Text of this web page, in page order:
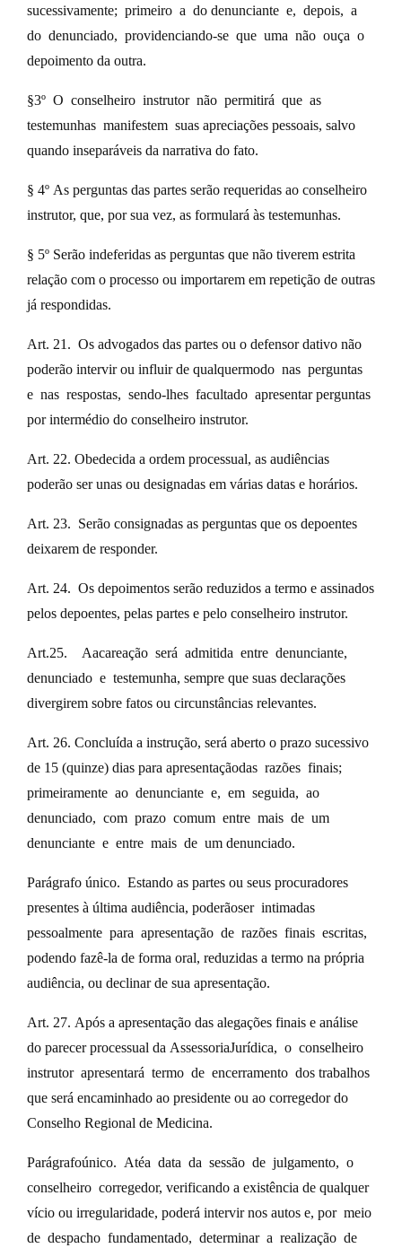
sucessivamente; primeiro a do denunciante e, depois, a
do denunciado, providenciando-se que uma não ouça o
depoimento da outra.
§3º O conselheiro instrutor não permitirá que as
testemunhas manifestem suas apreciações pessoais, salvo
quando inseparáveis da narrativa do fato.
§ 4º As perguntas das partes serão requeridas ao conselheiro
instrutor, que, por sua vez, as formulará às testemunhas.
§ 5º Serão indeferidas as perguntas que não tiverem estrita
relação com o processo ou importarem em repetição de outras
já respondidas.
Art. 21. Os advogados das partes ou o defensor dativo não
poderão intervir ou influir de qualquermodo nas perguntas
e nas respostas, sendo-lhes facultado apresentar perguntas
por intermédio do conselheiro instrutor.
Art. 22. Obedecida a ordem processual, as audiências
poderão ser unas ou designadas em várias datas e horários.
Art. 23. Serão consignadas as perguntas que os depoentes
deixarem de responder.
Art. 24. Os depoimentos serão reduzidos a termo e assinados
pelos depoentes, pelas partes e pelo conselheiro instrutor.
Art.25. Aacareação será admitida entre denunciante,
denunciado e testemunha, sempre que suas declarações
divergirem sobre fatos ou circunstâncias relevantes.
Art. 26. Concluída a instrução, será aberto o prazo sucessivo
de 15 (quinze) dias para apresentaçãodas razões finais;
primeiramente ao denunciante e, em seguida, ao
denunciado, com prazo comum entre mais de um
denunciante e entre mais de um denunciado.
Parágrafo único. Estando as partes ou seus procuradores
presentes à última audiência, poderãoser intimadas
pessoalmente para apresentação de razões finais escritas,
podendo fazê-la de forma oral, reduzidas a termo na própria
audiência, ou declinar de sua apresentação.
Art. 27. Após a apresentação das alegações finais e análise
do parecer processual da AssessoriaJurídica, o conselheiro
instrutor apresentará termo de encerramento dos trabalhos
que será encaminhado ao presidente ou ao corregedor do
Conselho Regional de Medicina.
Parágrafoúnico. Atéa data da sessão de julgamento, o
conselheiro corregedor, verificando a existência de qualquer
vício ou irregularidade, poderá intervir nos autos e, por meio
de despacho fundamentado, determinar a realização de